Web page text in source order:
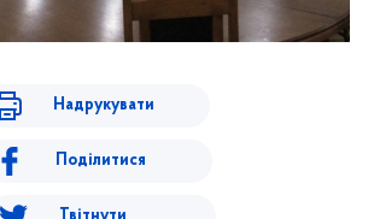
Надрукувати
Поділитися